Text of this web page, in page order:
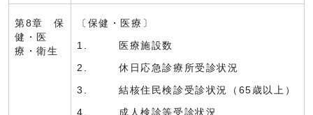
第8章 保
健・医
療・衛生
〔保健・医療〕
1. 医療施設数
2. 休日応急診療所受診状況
3. 結核住民検診受診状況（65歳以上）
4. 成人検診等受診状況